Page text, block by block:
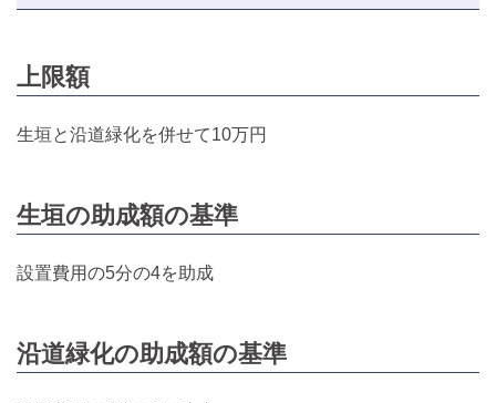
上限額
生垣と沿道緑化を併せて10万円
生垣の助成額の基準
設置費用の5分の4を助成
沿道緑化の助成額の基準